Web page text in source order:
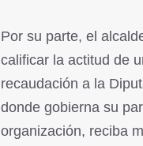
Por su parte, el
calificar la actitud de
recaudación a la
donde gobierna su
organización, reciba